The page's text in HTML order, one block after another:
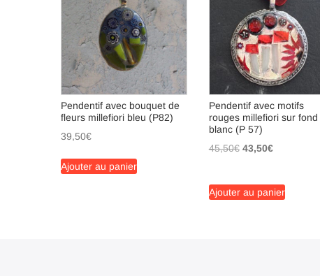
Pendentif avec bouquet de
fleurs millefiori bleu (P82)
39,50€
Ajouter au panier
Pendentif avec motifs
rouges millefiori sur fond
blanc (P 57)
45,50€ Le
était :
43,50€Le
est :
Ajouter au panier